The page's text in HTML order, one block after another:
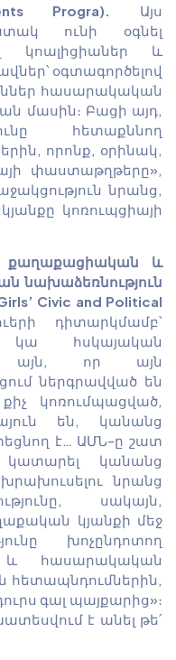
Progra).
Այս
ունի օգնել
կոալիցիաներ և
օգտագործելով
հասարակական
մասին։ Բացի այդ,
հետաքննող
որոնք, օրինակ,
փաստաթղթերը»,
նրանց,
կոռուպցիայի
քաղաքացիական և
նախաձեռնություն
Civic and Political
դիտարկմամբ՝
հսկայական
այն, որ այն
ներգրավված են
կոռումպացված,
են, կանանց
է… ԱՄՆ-ը շատ
կանանց
նրանց
սակայն,
կյանքի մեջ
խոչընդոտող
և հասարակական
հետապնդումներին,
գալ պայքարից»։
է անել թե՛